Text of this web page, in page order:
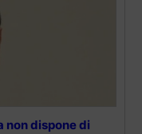
non dispone di